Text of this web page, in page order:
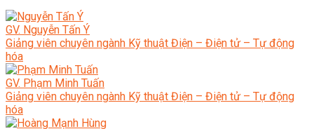
GV. Nguyễn Tấn Ý
Giảng viên chuyên ngành Kỹ thuật Điện – Điện tử – Tự động
hóa
GV. Phạm Minh Tuấn
Giảng viên chuyên ngành Kỹ thuật Điện – Điện tử – Tự động
hóa